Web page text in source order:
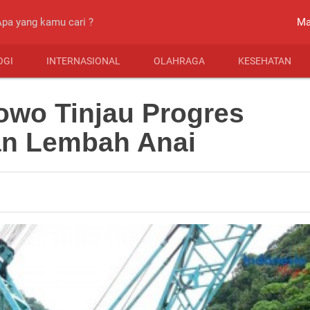
INTERNASIONAL OLAHRAGA KESEHATAN
Tinjau Progres
Lembah Anai